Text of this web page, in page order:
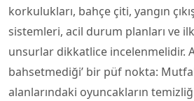
korkulukları, bahçe çiti, yangın
sistemleri, acil durum planları ve
unsurlar dikkatlice incelenmelidir.
bahsetmediği’ bir püf nokta:
alanlarındaki oyuncakların